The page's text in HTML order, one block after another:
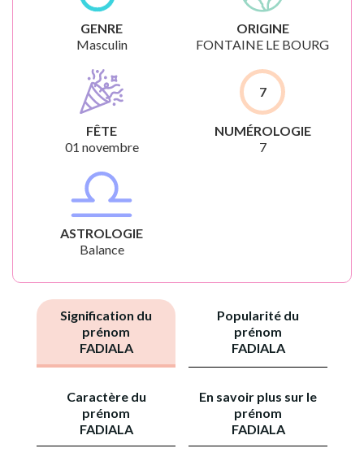
GENRE
Masculin
ORIGINE
FONTAINE LE BOURG
FÊTE
01 novembre
7
NUMÉROLOGIE
7
ASTROLOGIE
Balance
Signification du
prénom
FADIALA
Popularité du
prénom
FADIALA
Caractère du
prénom
FADIALA
En savoir plus sur le
prénom
FADIALA